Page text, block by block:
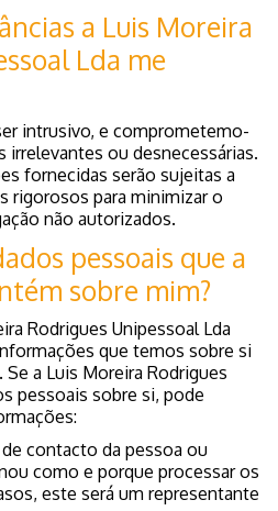
a Luis Moreira
Lda me
intrusivo, e comprometemo-
irrelevantes ou desnecessárias.
fornecidas serão sujeitas a
rigorosos para minimizar o
não autorizados.
pessoais que a
sobre mim?
Rodrigues Unipessoal Lda
que temos sobre si
a Luis Moreira Rodrigues
pessoais sobre si, pode
contacto da pessoa ou
como e porque processar os
este será um representante